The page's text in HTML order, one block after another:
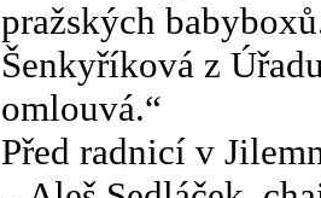
pražských
Šenkyříková z
omlouvá.“
Před radnicí v